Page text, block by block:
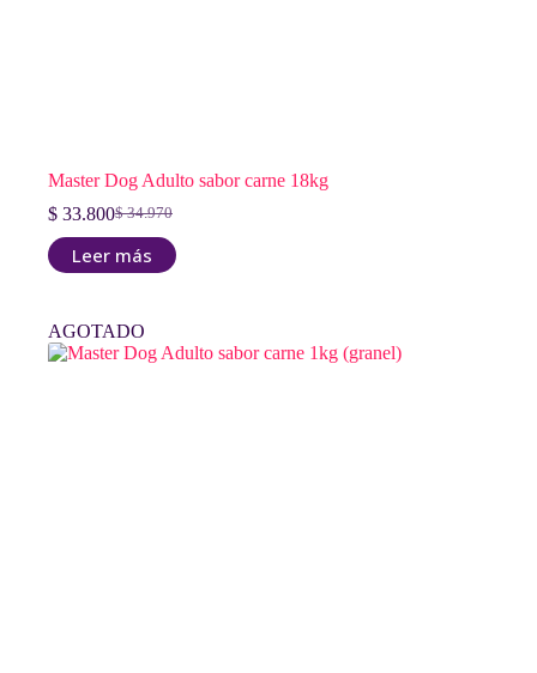
Master Dog Adulto sabor carne 18kg
$34.970
El
precio
original
$ 33.800El
precio
actual
Leer más
AGOTADO